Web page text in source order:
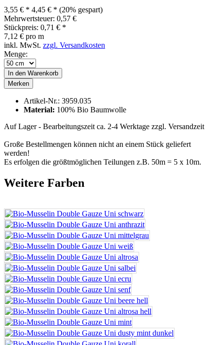
3,55 € * 4,45 € * (20% gespart)
Mehrwertsteuer: 0,57 €
Stückpreis: 0,71 € *
7,12 € pro m
inkl. MwSt. zzgl. Versandkosten
Menge:
In den Warenkorb
Merken
Artikel-Nr.: 3959.035
Material: 100% Bio Baumwolle
Auf Lager - Bearbeitungszeit ca. 2-4 Werktage zzgl. Versandzeit
Große Bestellmengen können nicht an einem Stück geliefert
werden!
Es erfolgen die größtmöglichen Teilungen z.B. 50m = 5 x 10m.
Weitere Farben